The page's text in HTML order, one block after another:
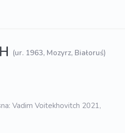
(ur. 1963, Mozyrz, Białoruś)
Vadim Voitekhovitch 2021,